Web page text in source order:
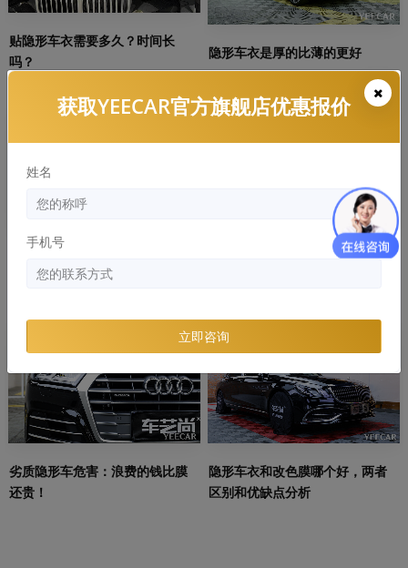
贴隐形车衣需要多久？时间长
吗？
隐形车衣是厚的比薄的更好
个好？
YEECAR：隐形车衣多久发黄，有
劣质隐形车危害：浪费的钱比膜
还贵！
知识库
隐形车衣和改色膜哪个好，两者
区别和优缺点分析
获取YEECAR官方旗舰店优惠报价
姓名
手机号
立即咨询